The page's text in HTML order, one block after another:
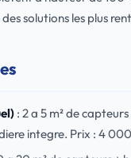
solutions les plus
: 2 a 5 m² de
integre. Prix : 4